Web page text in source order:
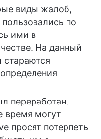
виды жалоб,
по
ими в
На данный
стараются
переработан,
время могут
просят потерпеть